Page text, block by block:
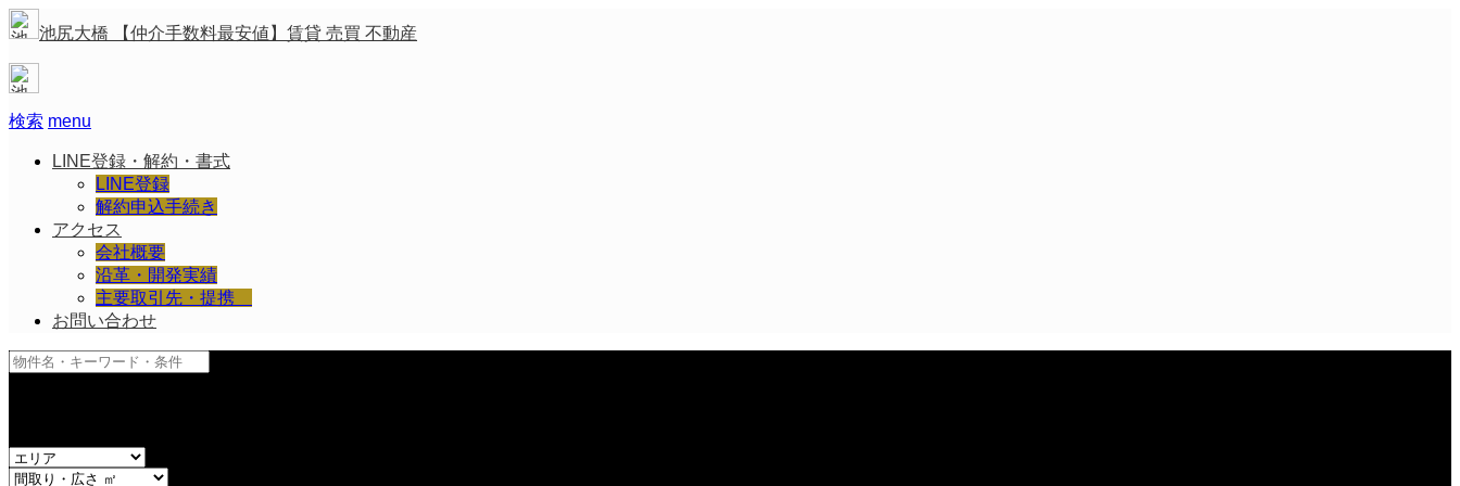
池尻大橋 【仲介手数料最安値】賃貸 売買 不動産
検索 menu
LINE登録・解約・書式
LINE登録
解約申込手続き
アクセス
会社概要
沿革・開発実績
主要取引先・提携
お問い合わせ